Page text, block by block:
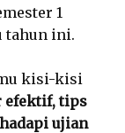
1
tahun ini.
kisi-kisi
efektif, tips
ujian